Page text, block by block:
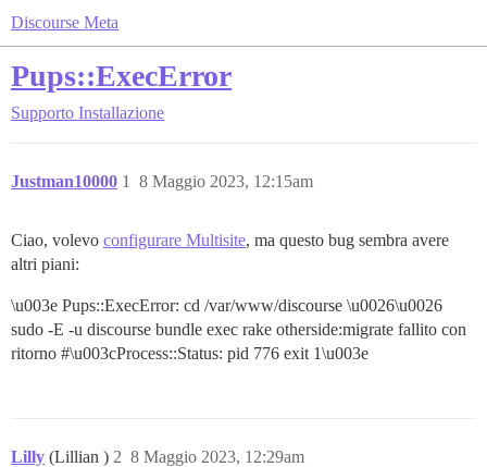
Discourse Meta
Pups::ExecError
Supporto Installazione
Justman10000 8 Maggio 2023, 12:15am
1
Ciao, volevo configurare Multisite, ma questo bug sembra avere
altri piani:
\u003e Pups::ExecError: cd /var/www/discourse \u0026\u0026
sudo -E -u discourse bundle exec rake otherside:migrate fallito con
ritorno #\u003cProcess::Status: pid 776 exit 1\u003e
Lilly (Lillian ) 8 Maggio 2023, 12:29am
2